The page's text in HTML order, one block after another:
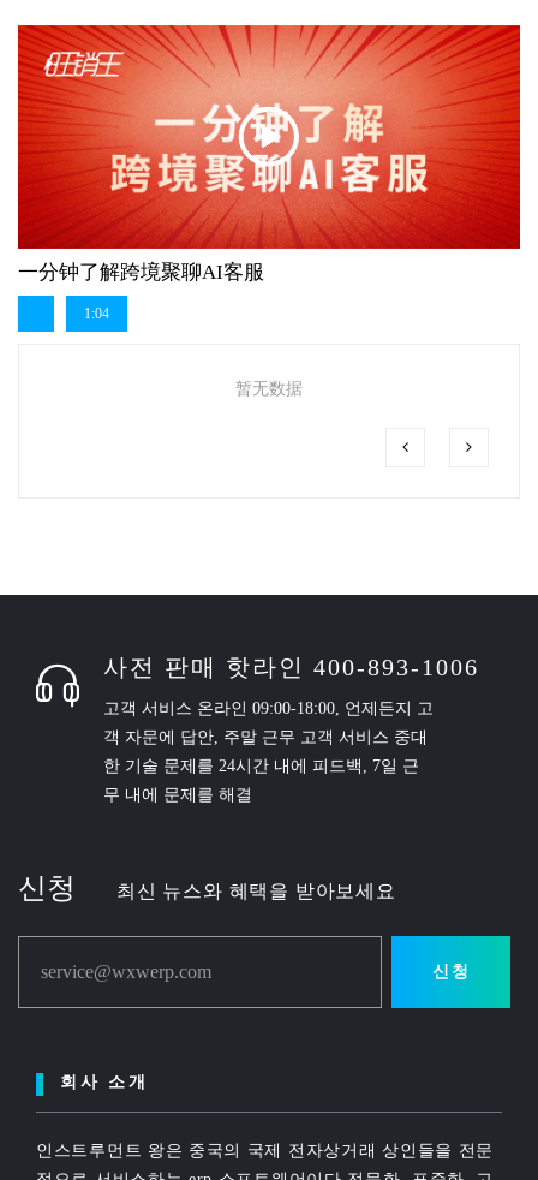
一分钟了解跨境聚聊AI客服
1:04
暂无数据
사전 판매 핫라인 400-893-1006
고객 서비스 온라인 09:00-18:00, 언제든지 고
객 자문에 답안, 주말 근무 고객 서비스 중대
한 기술 문제를 24시간 내에 피드백, 7일 근
무 내에 문제를 해결
신청 최신 뉴스와 혜택을 받아보세요
service@wxwerp.com 신청
회사 소개
인스트루먼트 왕은 중국의 국제 전자상거래 상인들을 전문